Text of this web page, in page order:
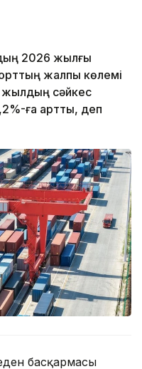
2026 жылғы
жалпы көлемі
жылдың сәйкес
ға артты, деп
басқармасы